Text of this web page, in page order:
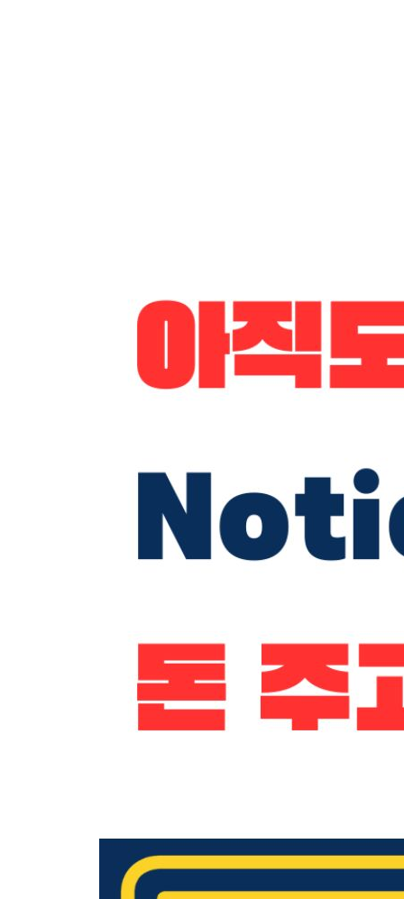
__노션의 대표 기본 블록 46
__다른 블록에서 함께 쓸 수 있는 인라인 블록 49
__다채로운 페이지 구성을 위한 고급 블록 50
02 기본 블록만으로 완성하는 포트폴리오 53
03 한 주를 체계적으로 관리할 수 있는 할 일 관리
__열 나누기와 할 일 목록으로 기본 구성하기 68
__텍스트 색상 변경하여 꾸미기 76
__표 블록으로 강의 개요 및 강의 목차 정리하기 81
__글머리 기호를 활용한 목록 작성하기 87
__멘션 기능으로 필기 노트 제작하기 89
__토글 목록으로 FAQ 완성하기 93
__주요 내용이 작성되는 2열 완성하기 104
__동기화 블록으로 연락처 추가로 표시하기 109